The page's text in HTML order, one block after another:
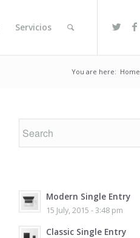
Servicios
You are here: Home
Modern Single Entry
15 July, 2015 - 3:48 pm
Classic Single Entry